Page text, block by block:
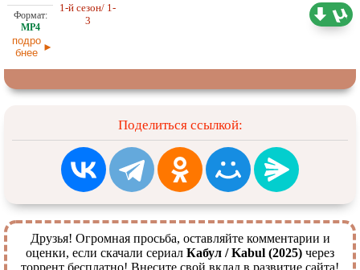
подро
бнее
1-й сезон/ 1-
3
Поделиться ссылкой:
Друзья! Огромная просьба, оставляйте комментарии и
оценки, если скачали сериал Кабул / Kabul (2025) через
торрент бесплатно! Внесите свой вклад в развитие сайта!